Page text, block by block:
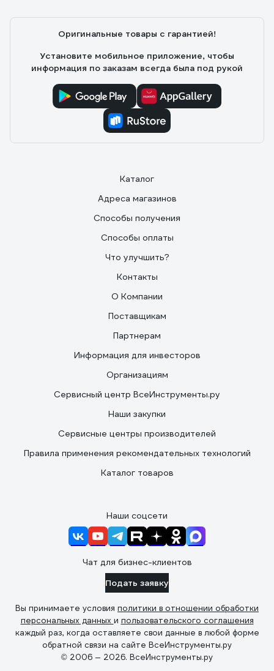
Оригинальные товары с гарантией!
Установите мобильное приложение, чтобы
информация по заказам всегда была под рукой
Каталог
Адреса магазинов
Способы получения
Способы оплаты
Что улучшить?
Контакты
О Компании
Поставщикам
Партнерам
Информация для инвесторов
Организациям
Сервисный центр ВсеИнструменты.ру
Наши закупки
Сервисные центры производителей
Правила применения рекомендательных технологий
Каталог товаров
Наши соцсети
Чат для бизнес-клиентов
Подать заявку
Вы принимаете условия политики в отношении обработки
персональных данных и пользовательского соглашения
каждый раз, когда оставляете свои данные в любой форме
обратной связи на сайте ВсеИнструменты.ру
© 2006 — 2026. ВсеИнструменты.ру